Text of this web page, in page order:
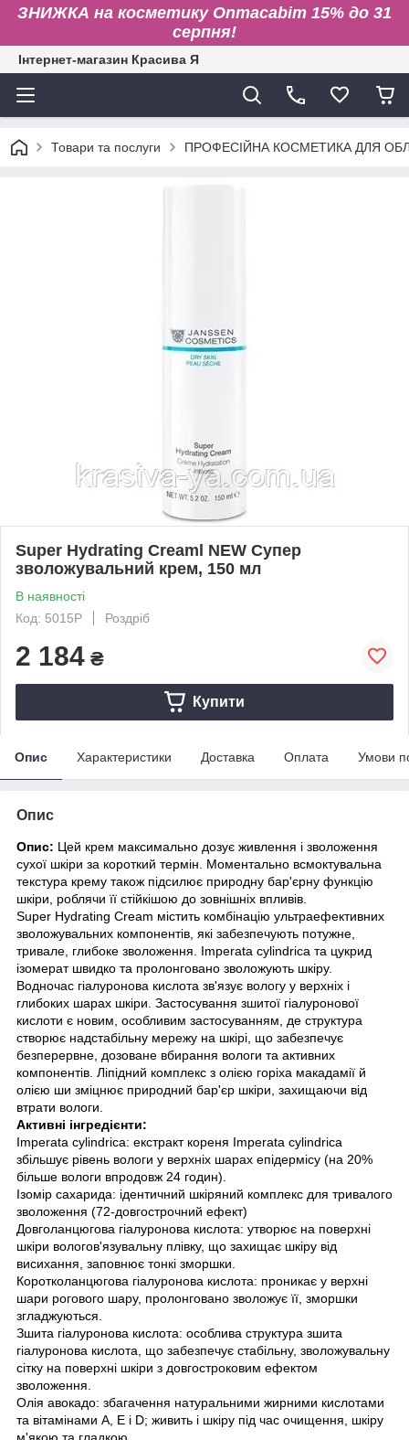
ЗНИЖКА на косметику Onmacabim 15% до 31
серпня!
Інтернет-магазин Красива Я
Товари та послуги ПРОФЕСІЙНА КОСМЕТИКА ДЛЯ
Super Hydrating Creaml NEW Супер
зволожувальний крем, 150 мл
В наявності
Код: 5015P
Роздріб
2 184 ₴
Купити
Опис Характеристики Доставка Оплата Умови
Опис
Опис: Цей крем максимально дозує живлення і зволоження
сухої шкіри за короткий термін. Моментально всмоктувальна
текстура крему також підсилює природну бар'єрну функцію
шкіри, роблячи її стійкішою до зовнішніх впливів.
Super Hydrating Cream містить комбінацію ультраефективних
зволожувальних компонентів, які забезпечують потужне,
тривале, глибоке зволоження. Imperata cylindrica та цукрид
ізомерат швидко та пролонговано зволожують шкіру.
Водночас гіалуронова кислота зв'язує вологу у верхніх і
глибоких шарах шкіри. Застосування зшитої гіалуронової
кислоти є новим, особливим застосуванням, де структура
створює надстабільну мережу на шкірі, що забезпечує
безперервне, дозоване вбирання вологи та активних
компонентів. Ліпідний комплекс з олією горіха макадамії й
олією ши зміцнює природний бар'єр шкіри, захищаючи від
втрати вологи.
Активні інгредієнти:
Imperata cylindrica: екстракт кореня Imperata cylindrica
збільшує рівень вологи у верхніх шарах епідермісу (на 20%
більше вологи впродовж 24 годин).
Ізомір сахарида: ідентичний шкіряний комплекс для тривалого
зволоження (72-довгострочний ефект)
Довголанцюгова гіалуронова кислота: утворює на поверхні
шкіри вологов'язувальну плівку, що захищає шкіру від
висихання, заповнює тонкі зморшки.
Коротколанцюгова гіалуронова кислота: проникає у верхні
шари рогового шару, пролонговано зволожує її, зморшки
згладжуються.
Зшита гіалуронова кислота: особлива структура зшита
гіалуронова кислота, що забезпечує стабільну, зволожувальну
сітку на поверхні шкіри з довгостроковим ефектом
зволоження.
Олія авокадо: збагачення натуральними жирними кислотами
та вітамінами A, E і D; живить і шкіру під час очищення, шкіру
м'якою та гладкою.